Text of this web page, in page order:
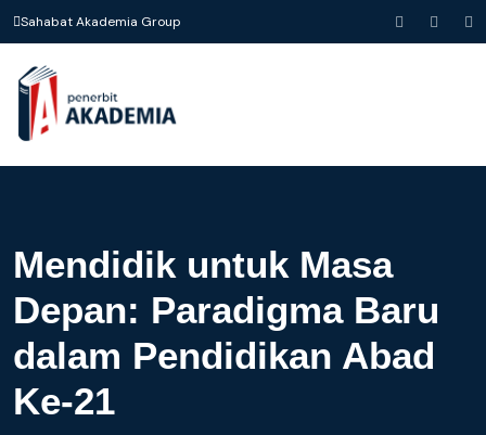
Sahabat Akademia Group
Mendidik untuk Masa
Depan: Paradigma Baru
dalam Pendidikan Abad
Ke-21